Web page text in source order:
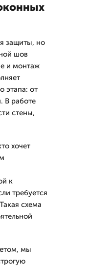
защиты, но
шов
и монтаж
этапа: от
В работе
стены,
хочет
к
требуется
схема
мы